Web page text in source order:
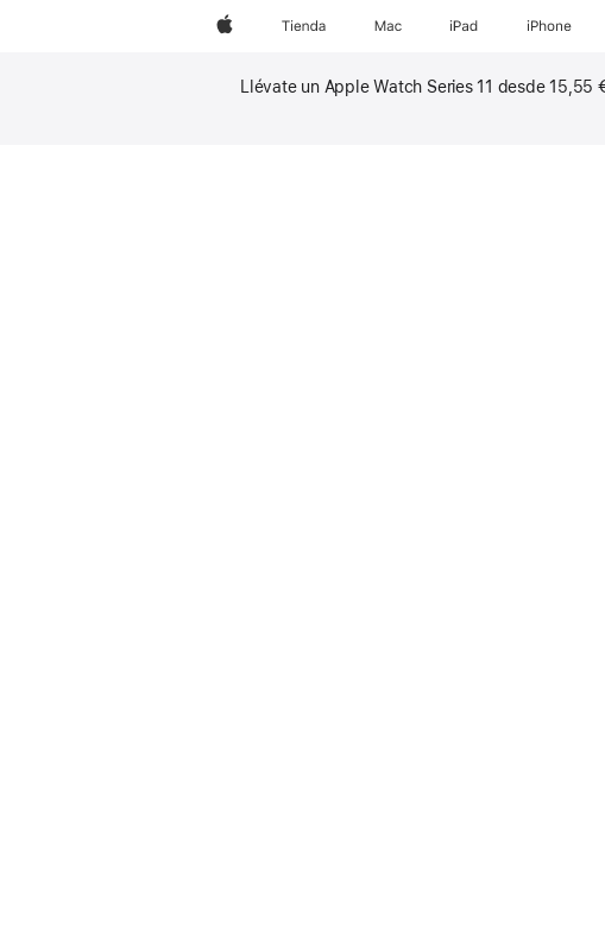
AppleTienda Mac iPad iPhone
Llévate un Apple Watch Series 11 desde 15,55